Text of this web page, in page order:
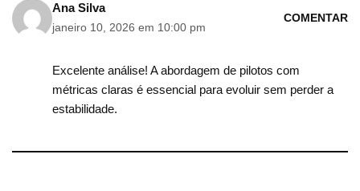
Ana Silva
janeiro 10, 2026 em 10:00 pm
COMENTAR
Excelente análise! A abordagem de pilotos com
métricas claras é essencial para evoluir sem perder a
estabilidade.